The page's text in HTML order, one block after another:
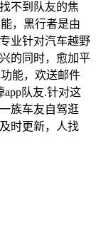
不到队友的焦
，黑行者是由
业针对汽车越野
的同时，愈加平
能，欢送邮件
app队友.针对这
族车友自驾逛
时更新，人找